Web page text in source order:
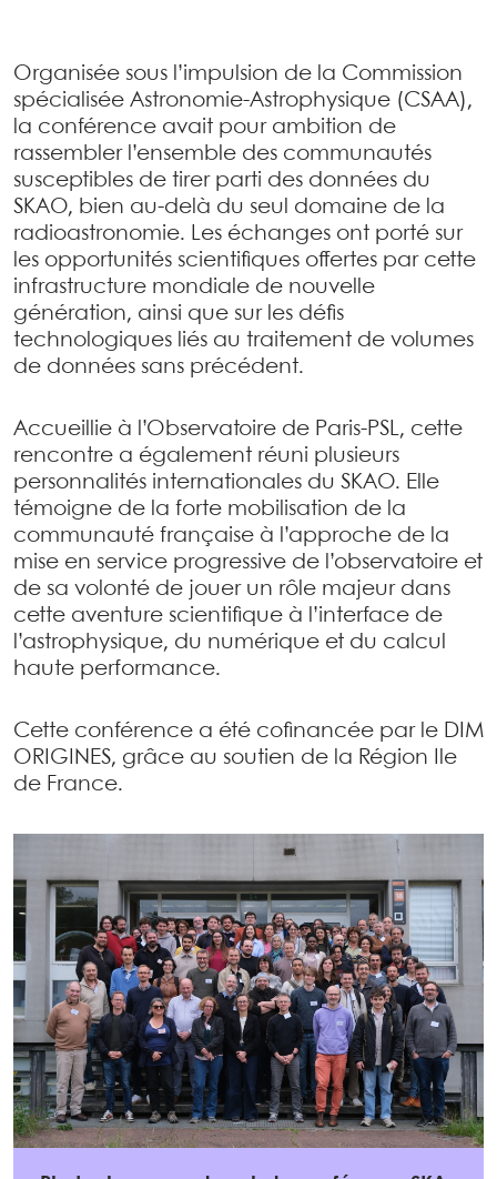
Organisée sous l’impulsion de la Commission
spécialisée Astronomie-Astrophysique (CSAA),
la conférence avait pour ambition de
rassembler l’ensemble des communautés
susceptibles de tirer parti des données du
SKAO, bien au-delà du seul domaine de la
radioastronomie. Les échanges ont porté sur
les opportunités scientifiques offertes par cette
infrastructure mondiale de nouvelle
génération, ainsi que sur les défis
technologiques liés au traitement de volumes
de données sans précédent.
Accueillie à l’Observatoire de Paris-PSL, cette
rencontre a également réuni plusieurs
personnalités internationales du SKAO. Elle
témoigne de la forte mobilisation de la
communauté française à l’approche de la
mise en service progressive de l’observatoire et
de sa volonté de jouer un rôle majeur dans
cette aventure scientifique à l’interface de
l’astrophysique, du numérique et du calcul
haute performance.
Cette conférence a été cofinancée par le DIM
ORIGINES, grâce au soutien de la Région Ile
de France.